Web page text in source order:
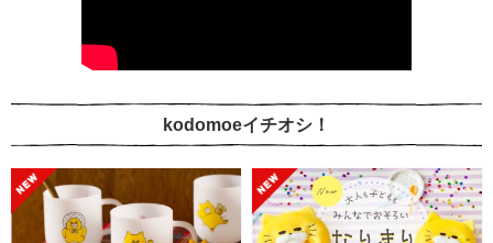
kodomoeイチオシ！